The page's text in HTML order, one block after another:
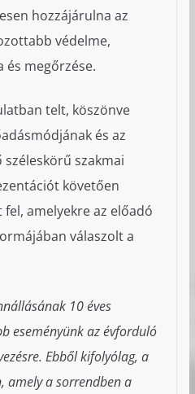
hozzájárulna az
védelme,
és megőrzése.
telt, köszönve
és az
szakmai
követően
amelyekre az előadó
válaszolt a
10 éves
eseményünk az évforduló
Ebből kifolyólag, a
amely a sorrendben a